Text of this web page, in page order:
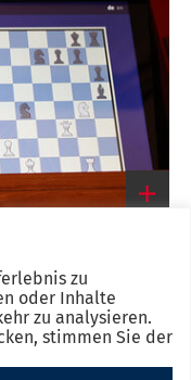
zu
oder Inhalte
zu analysieren.
stimmen Sie der